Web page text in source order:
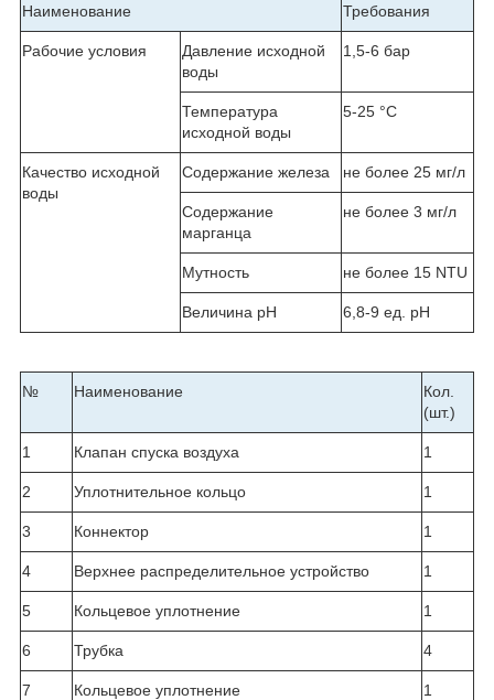
Наименование Требования
Рабочие условия
Давление исходной
воды
1,5-6 бар
Температура
исходной воды
5-25 °С
Качество исходной
воды
Содержание железа не более 25 мг/л
Содержание
марганца
не более 3 мг/л
Мутность не более 15 NTU
Величина рН 6,8-9 ед. рН
№ Наименование
Кол.
(шт.)
1 Клапан спуска воздуха 1
2 Уплотнительное кольцо 1
3 Коннектор 1
4 Верхнее распределительное устройство 1
5 Кольцевое уплотнение 1
6 Трубка 4
7 Кольцевое уплотнение 1